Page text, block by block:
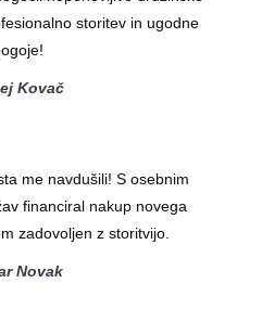
storitev in ugodne
Kovač
me navdušili! S osebnim
financiral nakup novega
zadovoljen z storitvijo.
Novak